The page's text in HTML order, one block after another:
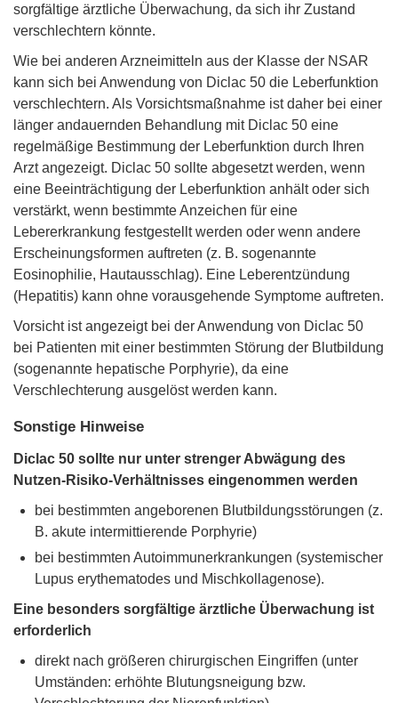
sorgfältige ärztliche Überwachung, da sich ihr Zustand
verschlechtern könnte.
Wie bei anderen Arzneimitteln aus der Klasse der NSAR
kann sich bei Anwendung von Diclac 50 die Leberfunktion
verschlechtern. Als Vorsichtsmaßnahme ist daher bei einer
länger andauernden Behandlung mit Diclac 50 eine
regelmäßige Bestimmung der Leberfunktion durch Ihren
Arzt angezeigt. Diclac 50 sollte abgesetzt werden, wenn
eine Beeinträchtigung der Leberfunktion anhält oder sich
verstärkt, wenn bestimmte Anzeichen für eine
Lebererkrankung festgestellt werden oder wenn andere
Erscheinungsformen auftreten (z. B. sogenannte
Eosinophilie, Hautausschlag). Eine Leberentzündung
(Hepatitis) kann ohne vorausgehende Symptome auftreten.
Vorsicht ist angezeigt bei der Anwendung von Diclac 50
bei Patienten mit einer bestimmten Störung der Blutbildung
(sogenannte hepatische Porphyrie), da eine
Verschlechterung ausgelöst werden kann.
Sonstige Hinweise
Diclac 50 sollte nur unter strenger Abwägung des
Nutzen-Risiko-Verhältnisses eingenommen werden
bei bestimmten angeborenen Blutbildungsstörungen (z.
B. akute intermittierende Porphyrie)
bei bestimmten Autoimmunerkrankungen (systemischer
Lupus erythematodes und Mischkollagenose).
Eine besonders sorgfältige ärztliche Überwachung ist
erforderlich
direkt nach größeren chirurgischen Eingriffen (unter
Umständen: erhöhte Blutungsneigung bzw.